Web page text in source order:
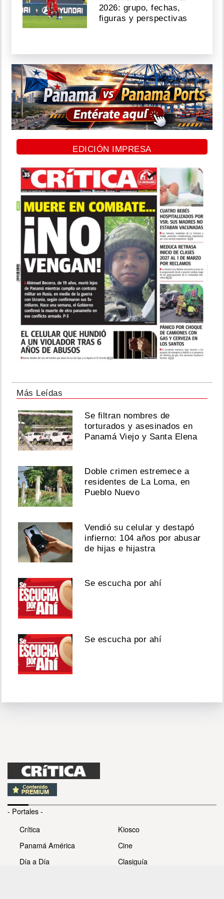
2026: grupo, fechas,
figuras y perspectivas
EDICIÓN IMPRESA
Más Leídas
Se filtran nombres de
torturados y asesinados en
Panamá Viejo y Santa Elena
Doble crimen estremece a
residentes de La Loma, en
Pueblo Nuevo
Vendió su celular y destapó
infierno: 104 años por abusar
de hijas e hijastra
Se escucha por ahí
Se escucha por ahí
- Portales -
Crítica
Panamá América
Día a Día
Kiosco
Cine
Clasiguía